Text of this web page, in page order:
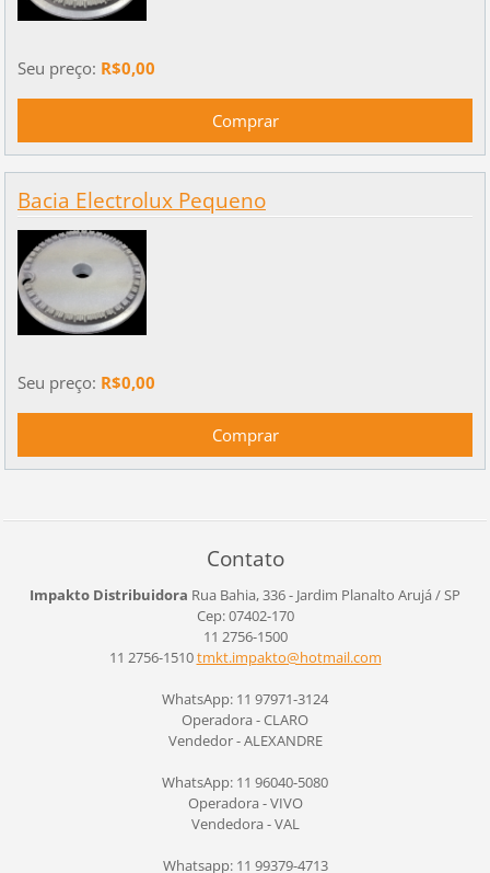
Seu preço: R$0,00
Bacia Electrolux Pequeno
Seu preço: R$0,00
Contato
Impakto Distribuidora Rua Bahia, 336 - Jardim Planalto Arujá / SP
Cep: 07402-170
11 2756-1500
11 2756-1510tmkt.impakto@hotmail.com
WhatsApp: 11 97971-3124
Operadora - CLARO
Vendedor - ALEXANDRE
WhatsApp: 11 96040-5080
Operadora - VIVO
Vendedora - VAL
Whatsapp: 11 99379-4713